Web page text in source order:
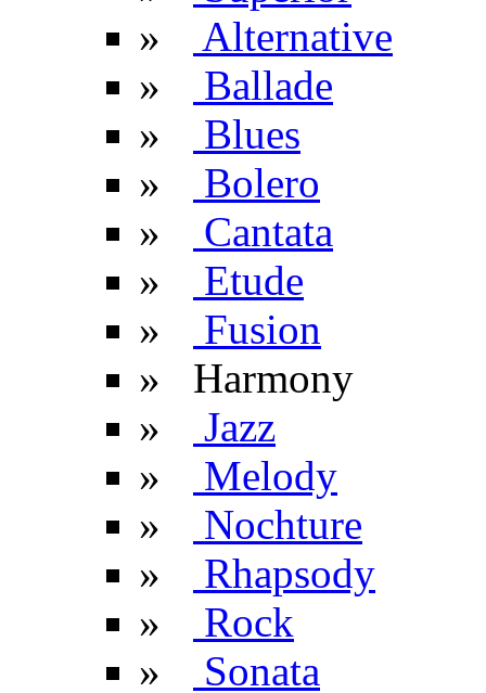
»
Alternative
»
Ballade
»
Blues
»
Bolero
»
Cantata
»
Etude
»
Fusion
» Harmony
»
Jazz
»
Melody
»
Nochture
»
Rhapsody
»
Rock
»
Sonata